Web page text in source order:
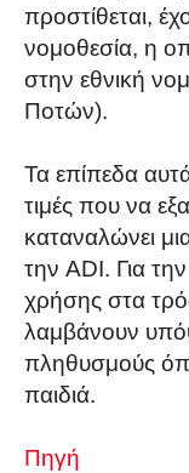
προστίθεται,
νομοθεσία, η
στην εθνική
Ποτών).
Τα επίπεδα
τιμές που να
καταναλώνει
την ADI. Για
χρήσης στα
λαμβάνουν
πληθυσμούς
παιδιά.
Πηγή